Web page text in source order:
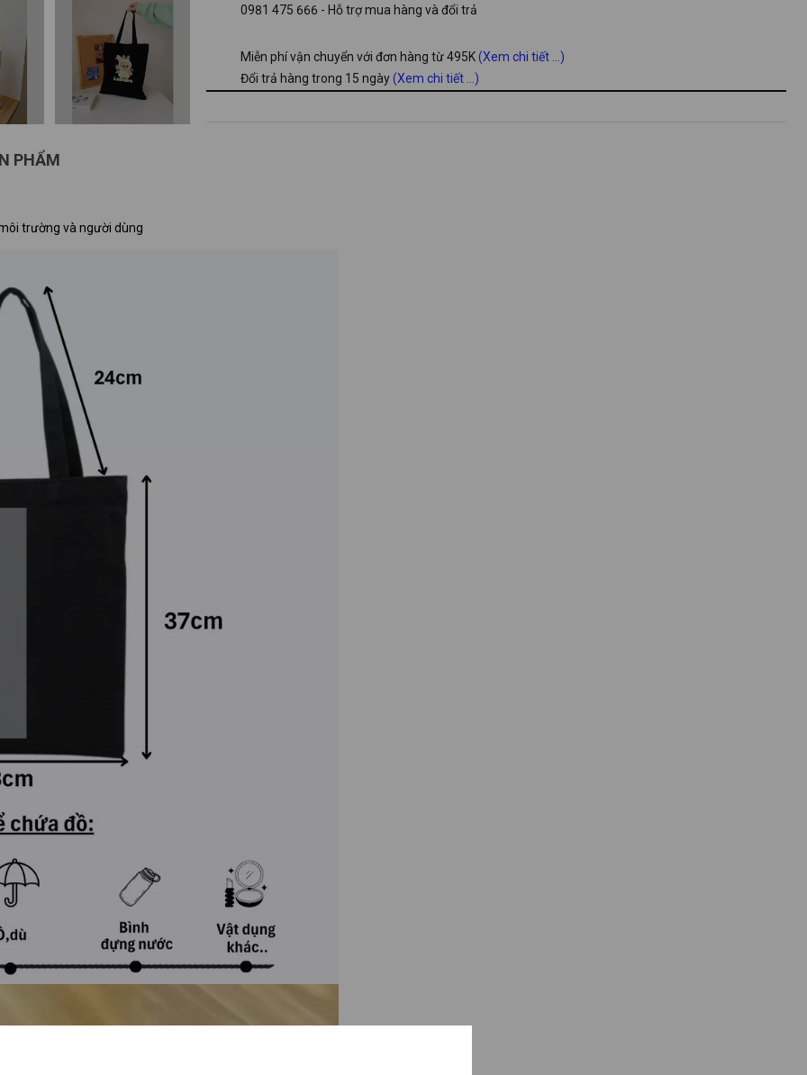
0981 475 666 - Hỗ trợ mua hàng và đổi trả
Miễn phí vận chuyển với đơn hàng từ 495K(Xem chi tiết ...)
Đổi trả hàng trong 15 ngày(Xem chi tiết ...)
PHẨM
trường và người dùng